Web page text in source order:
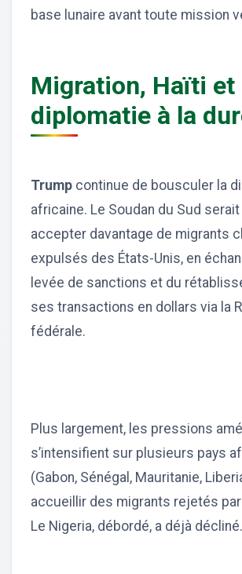
base lunaire avant toute mission
Migration, Haïti et
diplomatie à la
Trump continue de bousculer la
africaine. Le Soudan du Sud
accepter davantage de migrants
expulsés des États-Unis, en
levée de sanctions et du
ses transactions en dollars via la
fédérale.
Plus largement, les pressions
s’intensifient sur plusieurs pays
(Gabon, Sénégal, Mauritanie,
accueillir des migrants rejetés
Le Nigeria, débordé, a déjà décliné.